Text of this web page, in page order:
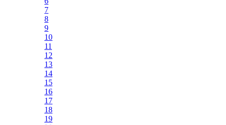
7
8
9
10
11
12
13
14
15
16
17
18
19